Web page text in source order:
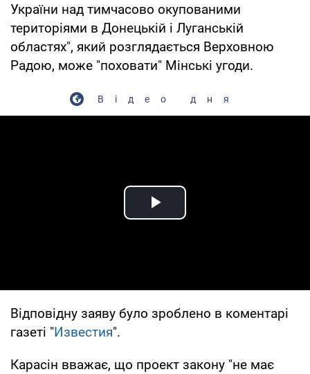
України над тимчасово окупованими
територіями в Донецькій і Луганській
областях", який розглядається Верховною
Радою, може "поховати" Мінські угоди.
Відео дня
Play Video
Відповідну заяву було зроблено в коментарі
газеті "Известия".
Карасін вважає, що проект закону "не має